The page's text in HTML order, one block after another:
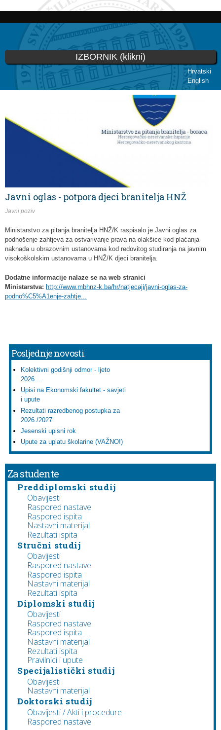
Skip to
content
Hrvatski
English
IZBORNIK (klikni)
Javni oglas - potpora djeci branitelja HNŽ
Javni poziv
Ministarstvo za pitanja branitelja HNŽ/K raspisalo je Javni oglas za
podnošenje zahtjeva za ostvarivanje prava na olakšice kod plaćanja
naknada u obrazovnim ustanovama kod redovitog studiranja na javnim
visokoškolskim ustanovama u HNŽ/K djeci branitelja.
Dodatne informacije nalaze se na web stranici
Ministarstva: http://www.mbhnz-k.ba/hr/natjecaji/javni-oglas-za-
podno%C5%A1enje-zahtje...
Posljednje novosti
Kolektivni godišnji odmor - ljeto
2026....
Upisi na Ekonomski fakultet - savjeti
i upute
Rezultati razredbenog postupka za
2026./2027.
Jesenski upisni rok
Upute za uplatu školarine (VAŽNO!)
Za studente
Preddiplomski studij
Obavijesti
Raspored nastave
Raspored ispita
Nastavni materijal
Rezultati ispita
Stručni studij
Obavijesti
Raspored nastave
Raspored ispita
Nastavni materijal
Rezultati ispita
Diplomski studij
Obavijesti
Raspored nastave
Raspored ispita
Nastavni materijal
Rezultati ispita
Pravilnici i upute
Specijalistički studij
Obavijesti
Nastavni materijal
Doktorski studij
Obavijesti / Akti i procedure
Raspored nastave